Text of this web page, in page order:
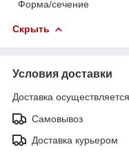
Форма/сечение
Скрыть
Условия доставки
Доставка
Самовывоз
Доставка курьером